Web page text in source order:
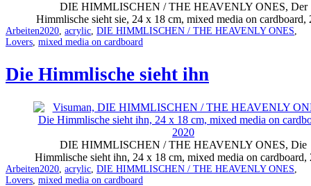
DIE HIMMLISCHEN / THE HEAVENLY ONES, Der
Himmlische sieht sie, 24 x 18 cm, mixed media on cardboard,
Categorized
as
ArbeitenTagged
2020, acrylic, DIE HIMMLISCHEN / THE HEAVENLY ONES,
Lovers, mixed media on cardboard
Die Himmlische sieht ihn
DIE HIMMLISCHEN / THE HEAVENLY ONES, Die
Himmlische sieht ihn, 24 x 18 cm, mixed media on cardboard,
Categorized
as
ArbeitenTagged
2020 acrylic DIE HIMMLISCHEN / THE HEAVENLY ONES
Lovers mixed media on cardboard